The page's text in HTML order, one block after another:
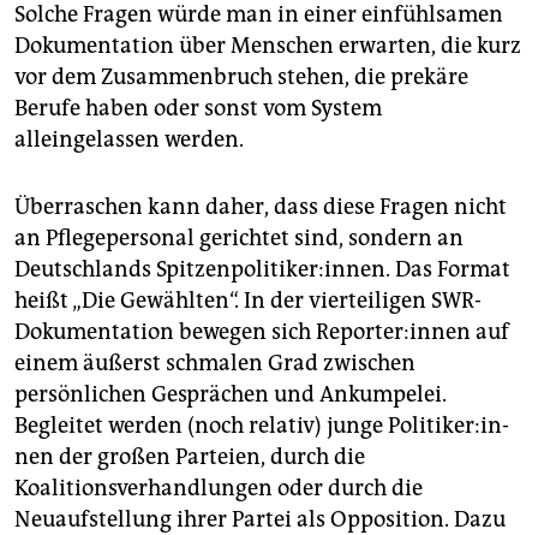
genossenschaft
epaper login
Solche Fragen würde man in einer einfühlsamen
Dokumentation über Menschen erwarten, die kurz
vor dem Zusammenbruch stehen, die prekäre
Berufe haben oder sonst vom System
alleingelassen werden.
Überraschen kann daher, dass diese Fragen nicht
an Pflegepersonal gerichtet sind, sondern an
Deutschlands Spit­zen­po­li­ti­ke­r:in­nen. Das Format
heißt „Die Gewählten“. In der vierteiligen SWR-
Dokumentation bewegen sich Re­por­te­r:in­nen auf
einem äußerst schmalen Grad zwischen
persönlichen Gesprächen und Ankumpelei.
Begleitet werden (noch relativ) junge Po­li­ti­ke­r:in­
nen der großen Parteien, durch die
Koalitionsverhandlungen oder durch die
Neuaufstellung ihrer Partei als Opposition. Dazu